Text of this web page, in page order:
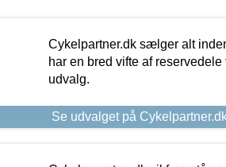
Cykelpartner.dk sælger alt
har en bred vifte af
udvalg.
Se udvalget på